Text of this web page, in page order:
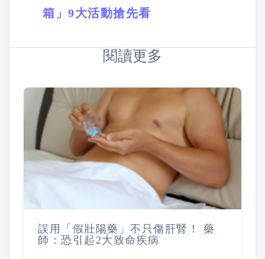
箱」9大活動搶先看
閱讀更多
誤用「假壯陽藥」不只傷肝腎！ 藥
師：恐引起2大致命疾病